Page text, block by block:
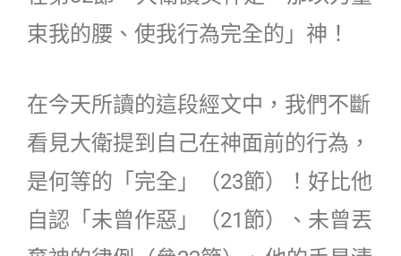
束我的腰、使我行為完全的」神！
在今天所讀的這段經文中，我們不斷
看見大衛提到自己在神面前的行為，
是何等的「完全」（23節）！好比他
自認「未曾作惡」（21節）、未曾丟